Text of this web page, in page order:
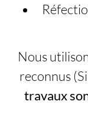
Nous
reconnus
travaux